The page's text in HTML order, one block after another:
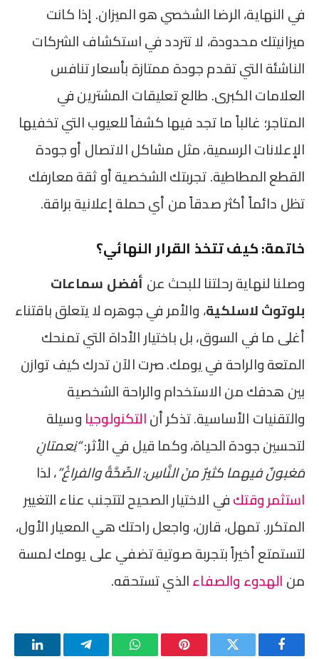
في النهاية، الرضا الشخصي هو الميزان. إذا كانت
ميزانيتك محدودة، لا تتردد في استكشاف الشركات
الناشئة التي تقدم جودة ممتازة بأسعار تنافس
العلامات الكبرى. طالع تعليقات المشترين في
المتاجر؛ غالباً ما تجد فيها كشفاً للعيوب التي تخفيها
الإعلانات الرسمية، مثل مشاكل الاتصال أو جودة
القطع المطاطية. تجربتك الشخصية أو ثقة معارفك
تظل دائماً أكثر صدقاً من أي حملة إعلانية براقة.
خاتمة: كيف تتخذ القرار النهائي؟
وصلنا لنهاية رحلتنا للبحث عنأفضل سماعات
بلوتوث لاسلكية، والأمر في جوهره لا يتعلق باقتناء
أغلى ما في السوق، بل باختيار الأداة التي تمنحك
المتعة والراحة في يومك. صرت الآن تدرك كيف توازن
بين هدفك من الاستخدام والراحة الشخصية
والتقنيات الأساسية. تذكر أنالتكنولوجياوسيلة
لتحسين جودة الحياة، وكما قيل في الأثر:“نِعمتانِ
مَغبونٌ فيهما كثيرٌ منَ النَّاسِ: الصِّحَّةُ والفراغُ”، لذا
استثمر وقتكفي الاختيار الصحيح لتتجنب عناء التغيير
المتكرر. تمهل، قارن، واجعل راحتك هي المعيار الأول،
لتستمتع أخيراً بتجربة صوتية تضفي على يومك لمسة
منالهدوء والصفاءالذي تستحقه.
فيسبوك تويتر بينتيريستواتساب تيلقرام لينكدإن